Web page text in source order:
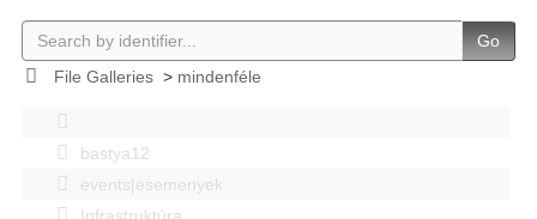
Go
File Galleries> mindenféle
bastya12
events|esemenyek
Infrastruktúra